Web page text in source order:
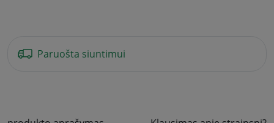
Paruošta siuntimui